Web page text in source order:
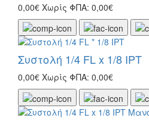
0,00€ Χωρίς ΦΠΑ: 0,00€
Συστολή 1/4 FL x 1/8 IPT
0,00€ Χωρίς ΦΠΑ: 0,00€